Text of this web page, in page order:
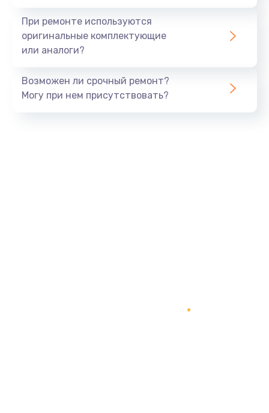
При ремонте используются
оригинальные комплектующие
или аналоги?
Возможен ли срочный ремонт?
Могу при нем присутствовать?